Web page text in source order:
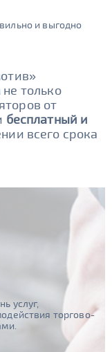
и выгодно
только
от
бесплатный и
всего срока
услуг,
торгово-